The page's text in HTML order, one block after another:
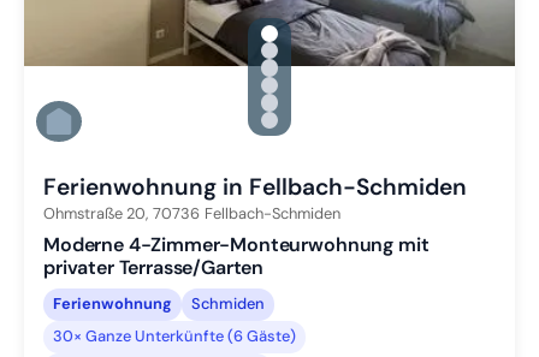
gallery.slide_selector
Zu Slide 1 wechseln
Zu Slide 2 wechseln
Zu Slide 3 wechseln
Zu Slide 4 wechseln
Zu Slide 5 wechseln
Zu Slide 6 wechseln
Ferienwohnung in Fellbach-Schmiden
Ohmstraße 20, 70736 Fellbach-Schmiden
Moderne 4-Zimmer-Monteurwohnung mit
privater Terrasse/Garten
Ferienwohnung
Schmiden
30× Ganze Unterkünfte (6 Gäste)